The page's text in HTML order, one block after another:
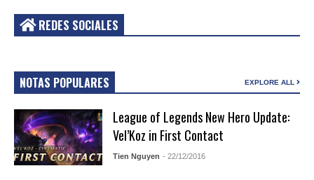
REDES SOCIALES
NOTAS POPULARES EXPLORE ALL
League of Legends New Hero Update:
Vel’Koz in First Contact
Tien Nguyen - 22/12/2016